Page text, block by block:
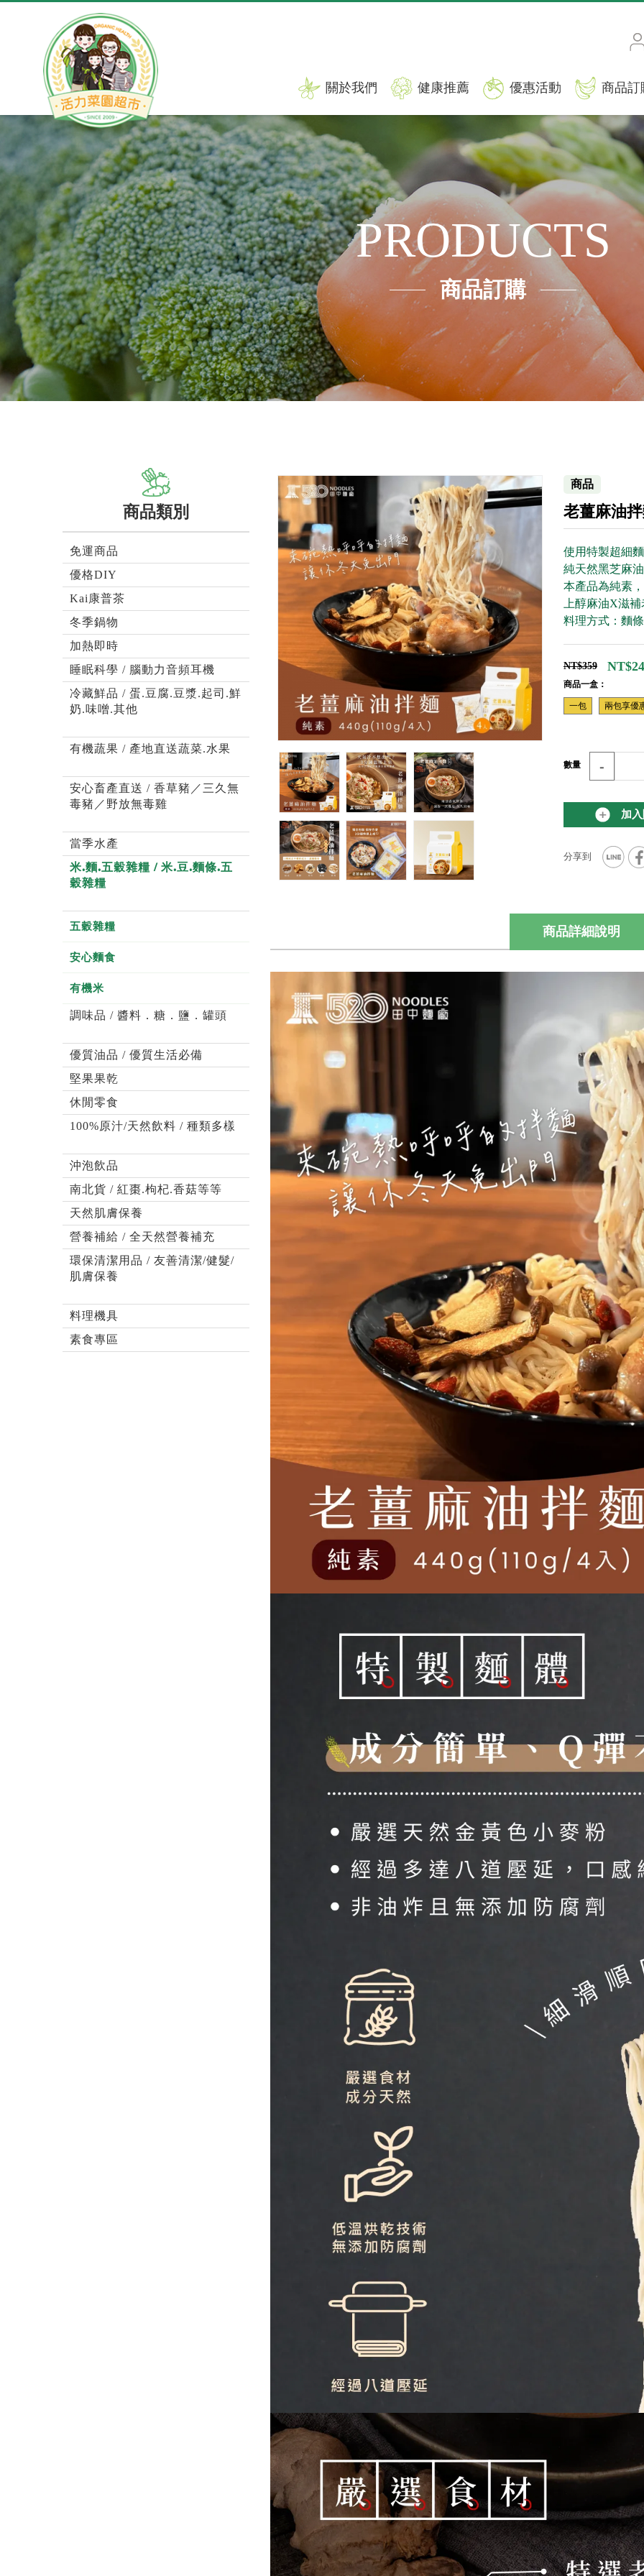
關於我們 健康推薦 優惠活動 商品訂
PRODUCTS
商品訂購
商品類別
免運商品
優格DIY
Kai康普茶
冬季鍋物
加熱即時
睡眠科學 / 腦動力音頻耳機
冷藏鮮品 / 蛋.豆腐.豆漿.起司.鮮
奶.味噌.其他
有機蔬果 / 產地直送蔬菜.水果
安心畜產直送 / 香草豬／三久無
毒豬／野放無毒雞
當季水產
米.麵.五穀雜糧 / 米.豆.麵條.五
穀雜糧
五穀雜糧
安心麵食
有機米
調味品 / 醬料．糖．鹽．罐頭
優質油品 / 優質生活必備
堅果果乾
休閒零食
100%原汁/天然飲料 / 種類多樣
沖泡飲品
南北貨 / 紅棗.枸杞.香菇等等
天然肌膚保養
營養補給 / 全天然營養補充
環保清潔用品 / 友善清潔/健髮/
肌膚保養
料理機具
素食專區
商品
老薑麻油
使用特製超細
純天然黑芝麻
本產品為純素
上醇麻油X滋
料理方式：麵
NT$359
商品一盒：
一包 兩包享優
數量 -
加
商品詳細說明